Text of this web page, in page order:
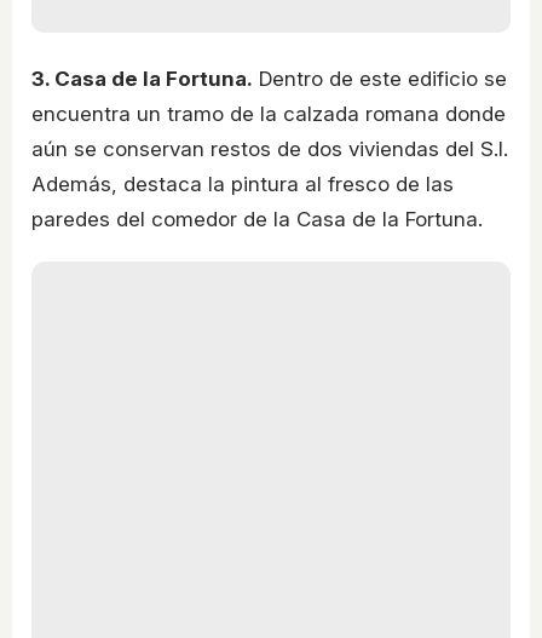
3. Casa de la Fortuna. Dentro de este edificio se
encuentra un tramo de la calzada romana donde
aún se conservan restos de dos viviendas del S.I.
Además, destaca la pintura al fresco de las
paredes del comedor de la Casa de la Fortuna.